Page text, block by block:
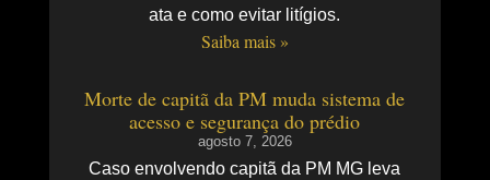
ata e como evitar litígios.
Saiba mais »
Morte de capitã da PM muda sistema de
acesso e segurança do prédio
agosto 7, 2026
Caso envolvendo capitã da PM MG leva